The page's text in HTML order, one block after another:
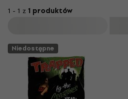
1 - 1 z 1 produktów
Niedostępne